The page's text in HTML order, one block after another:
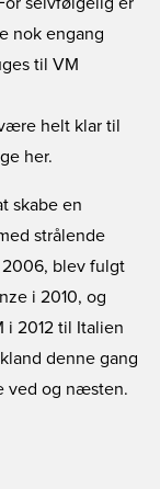
nok engang
til VM
helt klar til
her.
skabe en
strålende
2006, blev fulgt
i 2010, og
i 2012 til Italien
denne gang
ved og næsten.